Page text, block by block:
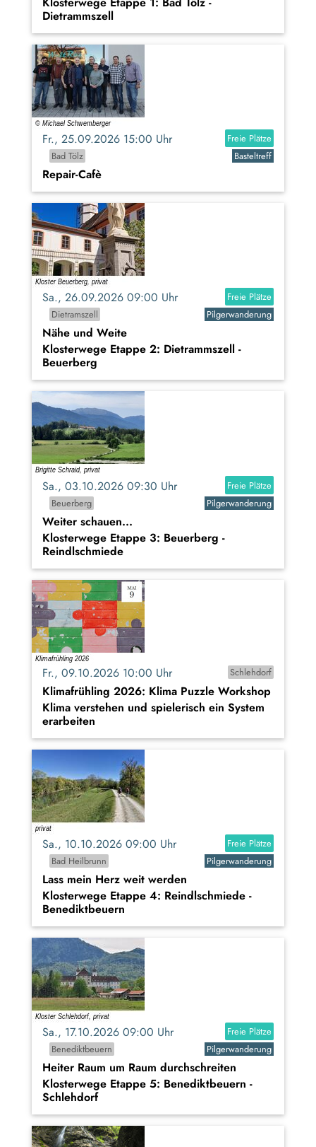
Dietrammszell
Fr., 25.09.2026 15:00 Uhr
Freie Plätze
Bad Tölz
Basteltreff
Repair-Cafè
Sa., 26.09.2026 09:00 Uhr
Freie Plätze
Dietramszell
Pilgerwanderung
Nähe und Weite
Klosterwege Etappe 2: Dietrammszell -
Beuerberg
Sa., 03.10.2026 09:30 Uhr
Freie Plätze
Beuerberg
Pilgerwanderung
Weiter schauen...
Klosterwege Etappe 3: Beuerberg -
Reindlschmiede
Fr., 09.10.2026 10:00 Uhr Schlehdorf
Klimafrühling 2026: Klima Puzzle Workshop
Klima verstehen und spielerisch ein System
erarbeiten
Sa., 10.10.2026 09:00 Uhr
Freie Plätze
Bad Heilbrunn
Pilgerwanderung
Lass mein Herz weit werden
Klosterwege Etappe 4: Reindlschmiede -
Benediktbeuern
Sa., 17.10.2026 09:00 Uhr
Freie Plätze
Benediktbeuern
Pilgerwanderung
Heiter Raum um Raum durchschreiten
Klosterwege Etappe 5: Benediktbeuern -
Schlehdorf